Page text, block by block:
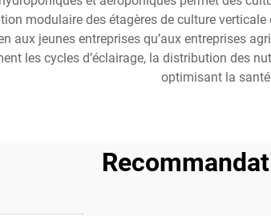
modulaire des étagères de culture
aux jeunes entreprises qu’aux entreprises
les cycles d’éclairage, la distribution des
optimisant la